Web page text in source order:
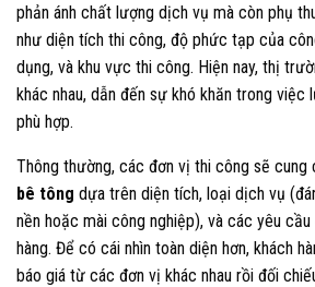
phản ánh chất lượng dịch vụ mà còn phụ
như diện tích thi công, độ phức tạp của
dụng, và khu vực thi công. Hiện nay, thị
khác nhau, dẫn đến sự khó khăn trong việc
phù hợp.
Thông thường, các đơn vị thi công sẽ cung
bê tông dựa trên diện tích, loại dịch vụ
nền hoặc mài công nghiệp), và các yêu
hàng. Để có cái nhìn toàn diện hơn, khách
báo giá từ các đơn vị khác nhau rồi đối